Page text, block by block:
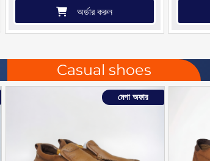
অর্ডার করুন
Casual shoes
মেগা অফার